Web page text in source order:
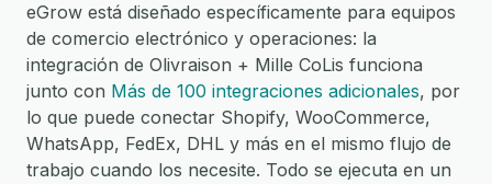
eGrow está diseñado específicamente para equipos
de comercio electrónico y operaciones: la
integración de Olivraison + Mille CoLis funciona
junto con Más de 100 integraciones adicionales, por
lo que puede conectar Shopify, WooCommerce,
WhatsApp, FedEx, DHL y más en el mismo flujo de
trabajo cuando los necesite. Todo se ejecuta en un